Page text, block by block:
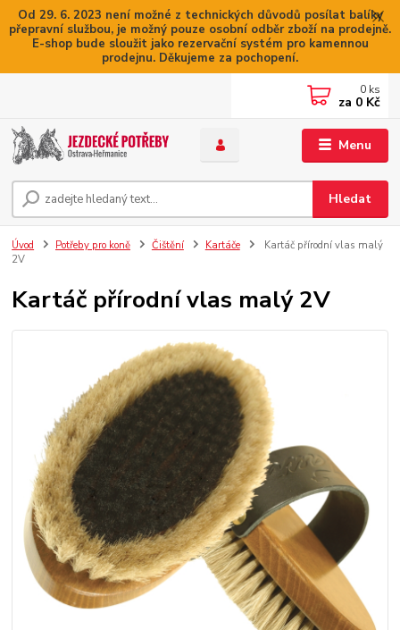
Od 29. 6. 2023 není možné z technických důvodů posílat balíky
přepravní službou, je možný pouze osobní odběr zboží na prodejně.
E-shop bude sloužit jako rezervační systém pro kamennou
prodejnu. Děkujeme za pochopení.
Menu
Hledat
0 ks
za 0 Kč
Úvod Potřeby pro koně Čištění Kartáče
Kartáč přírodní vlas malý
2V
Kartáč přírodní vlas malý 2V